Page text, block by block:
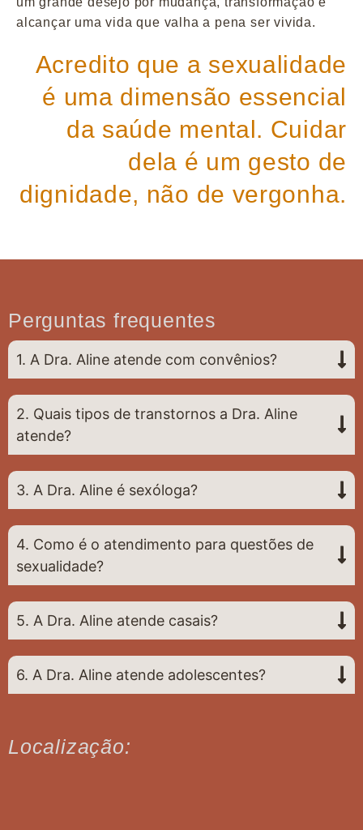
alcançar uma vida que valha a pena ser vivida.
Acredito que a sexualidade
é uma dimensão essencial
da saúde mental. Cuidar
dela é um gesto de
dignidade, não de vergonha.
Perguntas frequentes
1. A Dra. Aline atende com convênios?
2. Quais tipos de transtornos a Dra. Aline
atende?
3. A Dra. Aline é sexóloga?
4. Como é o atendimento para questões de
sexualidade?
5. A Dra. Aline atende casais?
6. A Dra. Aline atende adolescentes?
Localização: